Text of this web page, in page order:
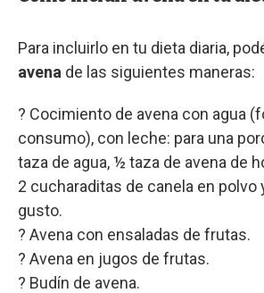
Para incluirlo en tu dieta diaria,
avena de las siguientes maneras:
? Cocimiento de avena con agua
consumo), con leche: para una
taza de agua, ½ taza de avena de
2 cucharaditas de canela en polvo
gusto.
? Avena con ensaladas de frutas.
? Avena en jugos de frutas.
? Budín de avena.